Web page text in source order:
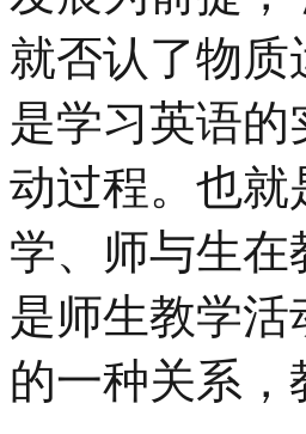
就否认了物
是学习英语
动过程。也就
学、师与生
是师生教学
的一种关系